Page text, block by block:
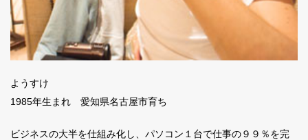
ようすけ
1985年生まれ 愛知県名古屋市育ち
ビジネスの大半を仕組み化し、パソコン１台で仕事の９９％を完